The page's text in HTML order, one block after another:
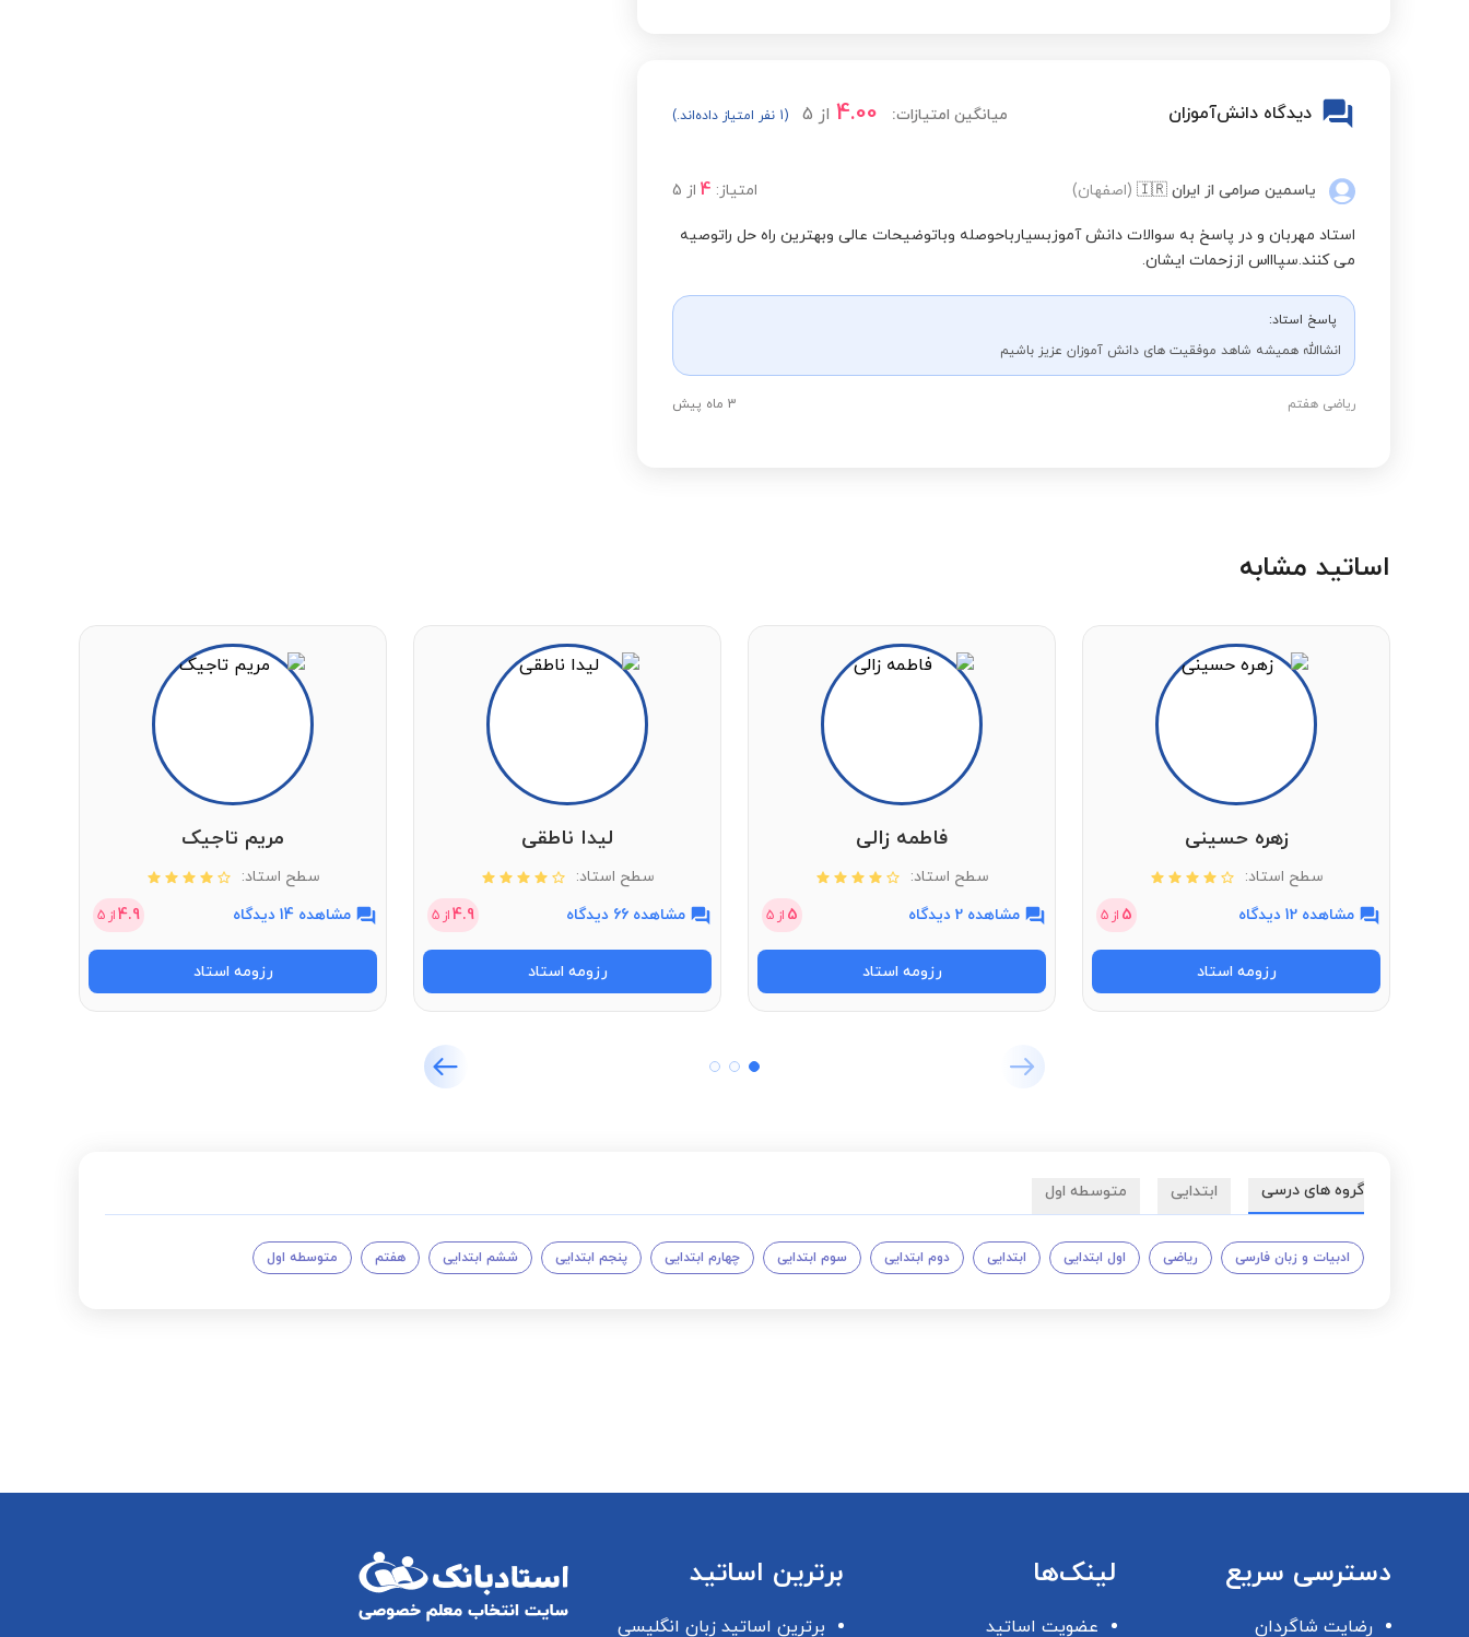
علوم تجربی چهارم ابتدایی مشاهده قیمت
علوم تجربی پنجم ابتدایی مشاهده قیمت
نگارش فارسی ششم ابتدایی
علوم تجربی اول ابتدایی
علوم تجربی دوم ابتدایی
نگارش فارسی چهارم ابتدایی
علوم تجربی ششم ابتدایی
دیدگاه دانش‌آموزان میانگین امتیازات: 4.00 از 5 (1 نفر امتیاز داده‌اند.)
یاسمین صرامی از ایران 🇮🇷 (اصفهان) امتیاز: 4 از 5
استاد مهربان و در پاسخ به سوالات دانش آموزبسیارباحوصله وباتوضیحات عالی وبهترین راه حل راتوصیه
می کنند.سپاااس اززحمات ایشان.
پاسخ استاد:
انشاالله همیشه شاهد موفقیت های دانش آموزان عزیز باشیم
ریاضی هفتم 3 ماه پیش
اساتید مشابه
زهره حسینی
سطح استاد:
مشاهده 12 دیدگاه
5 از 5
رزومه استاد
فاطمه زالی
سطح استاد:
مشاهده 2 دیدگاه
5 از 5
رزومه استاد
لیدا ناطقی
سطح استاد:
مشاهده 66 دیدگاه
4.9از 5
رزومه استاد
مریم تاجیک
سطح استاد:
مشاهده 14 دیدگاه
4.9از 5
رزومه استاد
گروه های درسی ابتدایی متوسطه اول
ادبیات و زبان فارسی ریاضی اول ابتدایی ابتدایی دوم ابتدایی سوم ابتدایی چهارم ابتدایی پنجم ابتدایی ششم ابتدایی هفتم متوسطه اول
دسترسی سریع
رضایت شاگردان
لینک‌ها
عضویت اساتید
برترین اساتید
برترین اساتید زبان انگلیسی